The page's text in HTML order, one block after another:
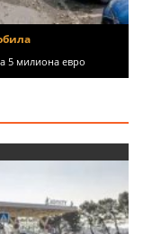
5 милиона евро